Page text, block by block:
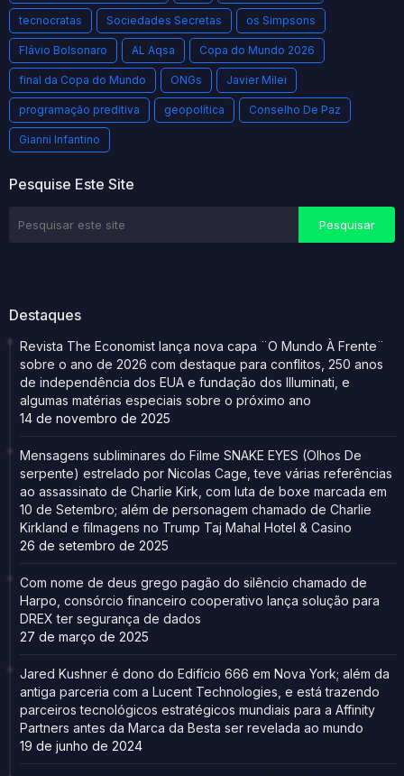
tecnocratas Sociedades Secretas os Simpsons
Flávio Bolsonaro AL Aqsa Copa do Mundo 2026
final da Copa do Mundo ONGs Javier Milei
programação preditiva geopolítica Conselho De Paz
Gianni Infantino
Pesquise Este Site
Destaques
Revista The Economist lança nova capa ¨O Mundo À Frente¨
sobre o ano de 2026 com destaque para conflitos, 250 anos
de independência dos EUA e fundação dos Illuminati, e
algumas matérias especiais sobre o próximo ano
14 de novembro de 2025
Mensagens subliminares do Filme SNAKE EYES (Olhos De
serpente) estrelado por Nicolas Cage, teve várias referências
ao assassinato de Charlie Kirk, com luta de boxe marcada em
10 de Setembro; além de personagem chamado de Charlie
Kirkland e filmagens no Trump Taj Mahal Hotel & Casino
26 de setembro de 2025
Com nome de deus grego pagão do silêncio chamado de
Harpo, consórcio financeiro cooperativo lança solução para
DREX ter segurança de dados
27 de março de 2025
Jared Kushner é dono do Edifício 666 em Nova York; além da
antiga parceria com a Lucent Technologies, e está trazendo
parceiros tecnológicos estratégicos mundiais para a Affinity
Partners antes da Marca da Besta ser revelada ao mundo
19 de junho de 2024